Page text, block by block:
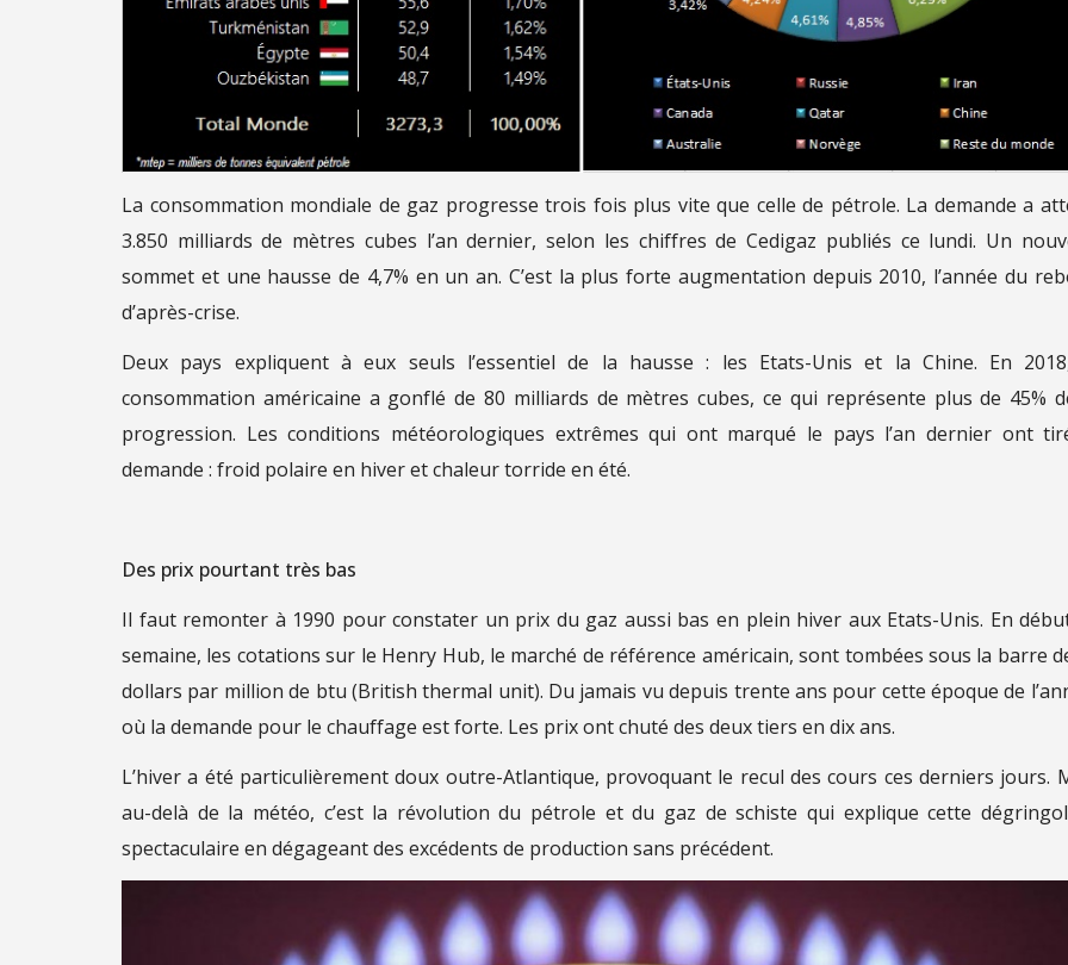
La consommation mondiale de gaz progresse trois fois plus vite que celle de pétrole. La demande a
3.850 milliards de mètres cubes l’an dernier, selon les chiffres de Cedigaz publiés ce lundi. Un
sommet et une hausse de 4,7% en un an. C’est la plus forte augmentation depuis 2010, l’année du
d’après-crise.
Deux pays expliquent à eux seuls l’essentiel de la hausse : les Etats-Unis et la Chine. En
consommation américaine a gonflé de 80 milliards de mètres cubes, ce qui représente plus de 45%
progression. Les conditions météorologiques extrêmes qui ont marqué le pays l’an dernier ont
demande : froid polaire en hiver et chaleur torride en été.
Des prix pourtant très bas
Il faut remonter à 1990 pour constater un prix du gaz aussi bas en plein hiver aux Etats-Unis. En
semaine, les cotations sur le Henry Hub, le marché de référence américain, sont tombées sous la barre
dollars par million de btu (British thermal unit). Du jamais vu depuis trente ans pour cette époque de
où la demande pour le chauffage est forte. Les prix ont chuté des deux tiers en dix ans.
L’hiver a été particulièrement doux outre-Atlantique, provoquant le recul des cours ces derniers jours.
au-delà de la météo, c’est la révolution du pétrole et du gaz de schiste qui explique cette
spectaculaire en dégageant des excédents de production sans précédent.